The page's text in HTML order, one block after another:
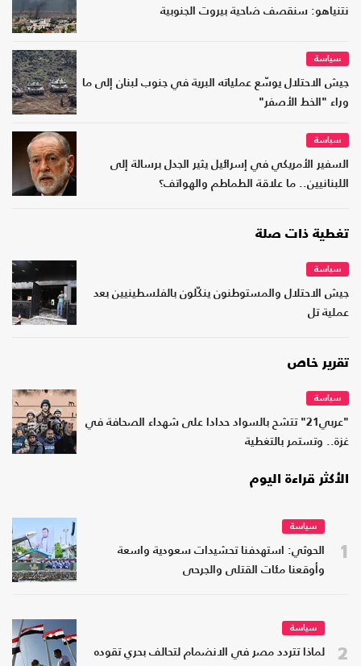
نتنياهو: سنقصف ضاحية بيروت الجنوبية
سياسة
جيش الاحتلال يوسّع عملياته البرية في جنوب لبنان إلى ما
وراء "الخط الأصفر"
سياسة
السفير الأمريكي في إسرائيل يثير الجدل برسالة إلى
اللبنانيين.. ما علاقة الطماطم والهواتف؟
تغطية ذات صلة
سياسة
جيش الاحتلال والمستوطنون ينكّلون بالفلسطينيين بعد
عملية تل
تقرير خاص
سياسة
"عربي21" تتشح بالسواد حدادا على شهداء الصحافة في
غزة.. وتستمر بالتغطية
الأكثر قراءة اليوم
1
سياسة
الحوثي: استهدفنا تحشيدات سعودية واسعة
وأوقعنا مئات القتلى والجرحى
2
سياسة
لماذا تتردد مصر في الانضمام لتحالف بحري تقوده